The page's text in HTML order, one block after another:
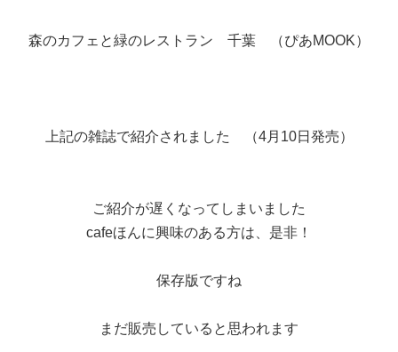
森のカフェと緑のレストラン 千葉 （ぴあMOOK）
上記の雑誌で紹介されました （4月10日発売）
ご紹介が遅くなってしまいました
cafeほんに興味のある方は、是非！
保存版ですね
まだ販売していると思われます